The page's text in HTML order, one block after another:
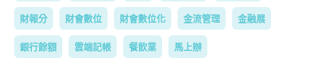
財報分 財會數位 財會數位化 金流管理 金融展
銀行餘額 雲端記帳 餐飲業 馬上辦